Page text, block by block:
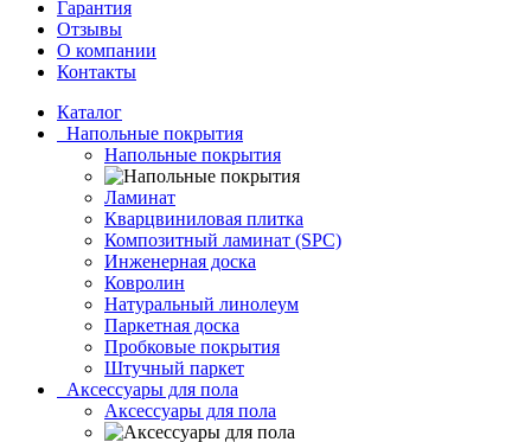
Гарантия
Отзывы
О компании
Контакты
Каталог
Напольные покрытия
Напольные покрытия
Ламинат
Кварцвиниловая плитка
Композитный ламинат (SPC)
Инженерная доска
Ковролин
Натуральный линолеум
Паркетная доска
Пробковые покрытия
Штучный паркет
Аксессуары для пола
Аксессуары для пола